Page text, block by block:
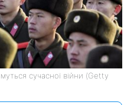
сучасної війни (Getty